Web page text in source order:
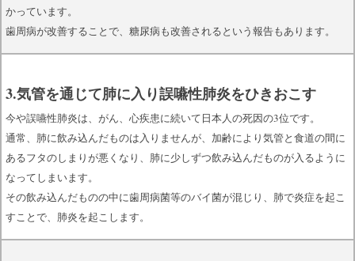
かっています。
歯周病が改善することで、糖尿病も改善されるという報告もあります。
3.気管を通じて肺に入り誤嚥性肺炎をひきおこす
今や誤嚥性肺炎は、がん、心疾患に続いて日本人の死因の3位です。
通常、肺に飲み込んだものは入りませんが、加齢により気管と食道の間に
あるフタのしまりが悪くなり、肺に少しずつ飲み込んだものが入るように
なってしまいます。
その飲み込んだものの中に歯周病菌等のバイ菌が混じり、肺で炎症を起こ
すことで、肺炎を起こします。